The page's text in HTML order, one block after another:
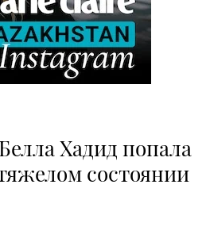
Хадид попала
состоянии